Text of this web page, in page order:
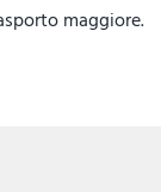
maggiore.